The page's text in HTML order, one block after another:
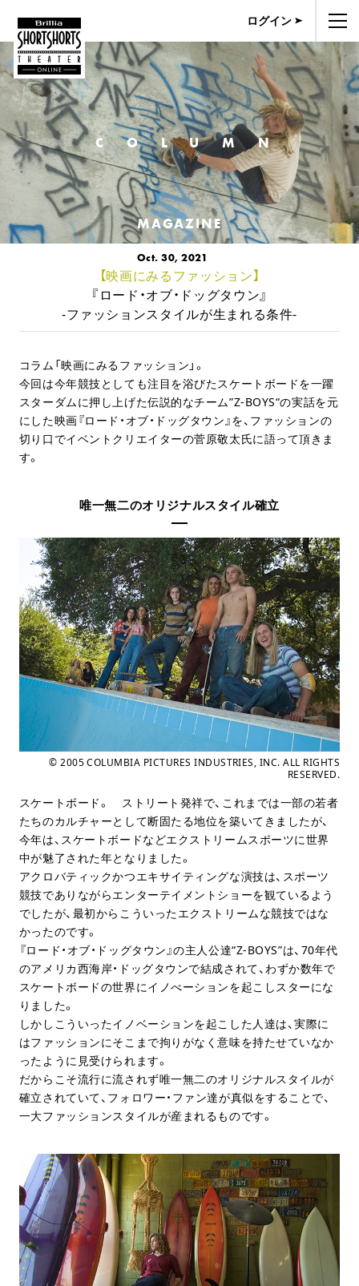
ログイン
MAGAZINE
COLUMN
Oct. 30, 2021
【映画にみるファッション】
『ロード・オブ・ドッグタウン』
-ファッションスタイルが生まれる条件-
コラム「映画にみるファッション」。
今回は今年競技としても注目を浴びたスケートボードを一躍
スターダムに押し上げた伝説的なチーム”Z-BOYS“の実話を元
にした映画『ロード・オブ・ドッグタウン』を、ファッションの
切り口でイベントクリエイターの菅原敬太氏に語って頂きま
す。
唯一無二のオリジナルスタイル確立
© 2005 COLUMBIA PICTURES INDUSTRIES, INC. ALL RIGHTS
RESERVED.
スケートボード。 ストリート発祥で、これまでは一部の若者
たちのカルチャーとして断固たる地位を築いてきましたが、
今年は、スケートボードなどエクストリームスポーツに世界
中が魅了された年となりました。
アクロバティックかつエキサイティングな演技は、スポーツ
競技でありながらエンターテイメントショーを観ているよう
でしたが、最初からこういったエクストリームな競技ではな
かったのです。
『ロード・オブ・ドッグタウン』の主人公達“Z-BOYS”は、70年代
のアメリカ西海岸・ドッグタウンで結成されて、わずか数年で
スケートボードの世界にイノべーションを起こしスターにな
りました。
しかしこういったイノベーションを起こした人達は、実際に
はファッションにそこまで拘りがなく意味を持たせていなか
ったように見受けられます。
だからこそ流行に流されず唯一無二のオリジナルスタイルが
確立されていて、フォロワー・ファン達が真似をすることで、
一大ファッションスタイルが産まれるものです。